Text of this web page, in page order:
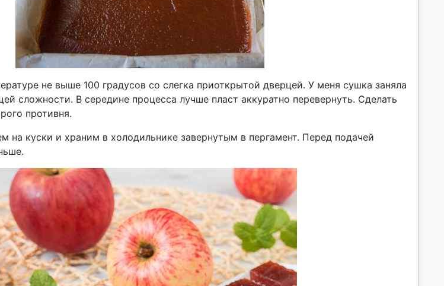
не выше 100 градусов со слегка приоткрытой дверцей. У меня сушка заняла
сложности. В середине процесса лучше пласт аккуратно перевернуть. Сделать
противня.
на куски и храним в холодильнике завернутым в пергамент. Перед подачей